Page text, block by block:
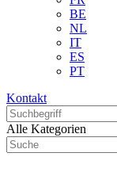
BE
NL
IT
ES
PT
Kontakt
Alle Kategorien